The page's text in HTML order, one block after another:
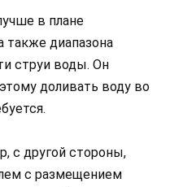
в плане
также диапазона
струи воды. Он
доливать воду во
с другой стороны,
с размещением